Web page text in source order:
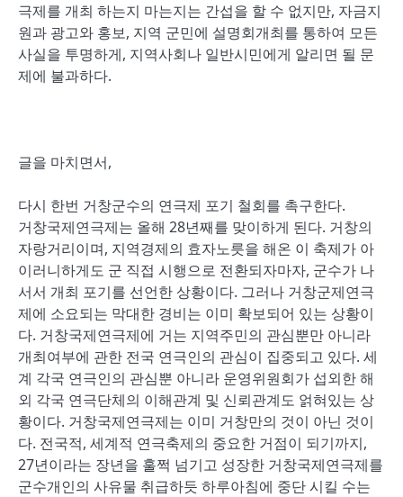
극제를 개최 하는지 마는지는 간섭을 할 수 없지만, 자금지
원과 광고와 홍보, 지역 군민에 설명회개최를 통하여 모든
사실을 투명하게, 지역사회나 일반시민에게 알리면 될 문
제에 불과하다.
글을 마치면서,
다시 한번 거창군수의 연극제 포기 철회를 촉구한다.
거창국제연극제는 올해 28년째를 맞이하게 된다. 거창의
자랑거리이며, 지역경제의 효자노릇을 해온 이 축제가 아
이러니하게도 군 직접 시행으로 전환되자마자, 군수가 나
서서 개최 포기를 선언한 상황이다. 그러나 거창군제연극
제에 소요되는 막대한 경비는 이미 확보되어 있는 상황이
다. 거창국제연극제에 거는 지역주민의 관심뿐만 아니라
개최여부에 관한 전국 연극인의 관심이 집중되고 있다. 세
계 각국 연극인의 관심뿐 아니라 운영위원회가 섭외한 해
외 각국 연극단체의 이해관계 및 신뢰관계도 얽혀있는 상
황이다. 거창국제연극제는 이미 거창만의 것이 아닌 것이
다. 전국적, 세계적 연극축제의 중요한 거점이 되기까지,
27년이라는 장년을 훌쩍 넘기고 성장한 거창국제연극제를
군수개인의 사유물 취급하듯 하루아침에 중단 시킬 수는